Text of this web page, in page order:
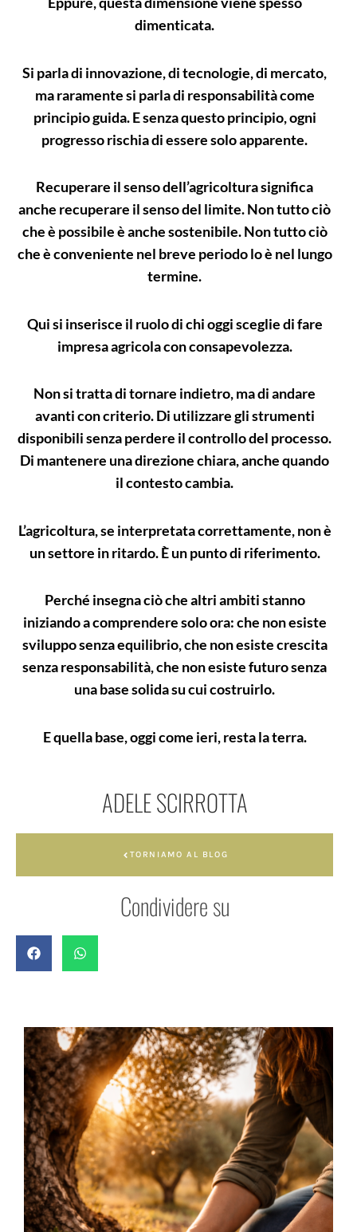
dimenticata.
Si parla di innovazione, di tecnologie, di mercato,
ma raramente si parla di responsabilità come
principio guida. E senza questo principio, ogni
progresso rischia di essere solo apparente.
Recuperare il senso dell’agricoltura significa
anche recuperare il senso del limite. Non tutto ciò
che è possibile è anche sostenibile. Non tutto ciò
che è conveniente nel breve periodo lo è nel lungo
termine.
Qui si inserisce il ruolo di chi oggi sceglie di fare
impresa agricola con consapevolezza.
Non si tratta di tornare indietro, ma di andare
avanti con criterio. Di utilizzare gli strumenti
disponibili senza perdere il controllo del processo.
Di mantenere una direzione chiara, anche quando
il contesto cambia.
L’agricoltura, se interpretata correttamente, non è
un settore in ritardo. È un punto di riferimento.
Perché insegna ciò che altri ambiti stanno
iniziando a comprendere solo ora: che non esiste
sviluppo senza equilibrio, che non esiste crescita
senza responsabilità, che non esiste futuro senza
una base solida su cui costruirlo.
E quella base, oggi come ieri, resta la terra.
ADELE SCIRROTTA
TORNIAMO AL BLOG
Condividere su